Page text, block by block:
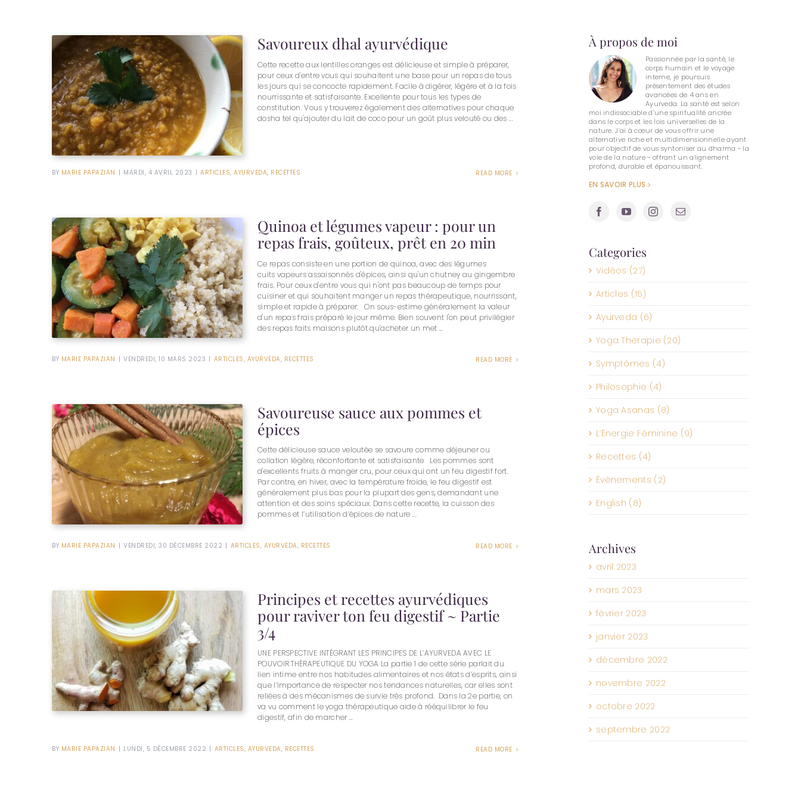
Savoureux dhal ayurvédique
Cette recette aux lentilles oranges est délicieuse et simple à préparer,
pour ceux d'entre vous qui souhaitent une base pour un repas de tous
les jours qui se concocte rapidement. Facile à digérer, légère et à la fois
nourrissante et satisfaisante. Excellente pour tous les types de
constitution. Vous y trouverez également des alternatives pour chaque
dosha tel qu'ajouter du lait de coco pour un goût plus velouté ou des ...
BY MARIE PAPAZIAN | MARDI, 4 AVRIL 2023 | ARTICLES, AYURVEDA, RECETTES READ MORE
Quinoa et légumes vapeur : pour un
repas frais, goûteux, prêt en 20 min
Ce repas consiste en une portion de quinoa, avec des légumes
cuits vapeurs assaisonnés d'épices, ainsi qu'un chutney au gingembre
frais. Pour ceux d'entre vous qui n'ont pas beaucoup de temps pour
cuisiner et qui souhaitent manger un repas thérapeutique, nourrissant,
simple et rapide à préparer. On sous-estime généralement la valeur
d'un repas frais préparé le jour même. Bien souvent l'on peut privilégier
des repas faits maisons plutôt qu'acheter un met ...
BY MARIE PAPAZIAN | VENDREDI, 10 MARS 2023 | ARTICLES, AYURVEDA, RECETTES READ MORE
Savoureuse sauce aux pommes et
épices
Cette délicieuse sauce veloutée se savoure comme déjeuner ou
collation légère, réconfortante et satisfaisante Les pommes sont
d'excellents fruits à manger cru, pour ceux qui ont un feu digestif fort.
Par contre, en hiver, avec la température froide, le feu digestif est
généralement plus bas pour la plupart des gens, demandant une
attention et des soins spéciaux. Dans cette recette, la cuisson des
pommes et l’utilisation d’épices de nature ...
BY MARIE PAPAZIAN | VENDREDI, 30 DÉCEMBRE 2022 | ARTICLES, AYURVEDA, RECETTES READ MORE
Principes et recettes ayurvédiques
pour raviver ton feu digestif ~ Partie
3/4
UNE PERSPECTIVE INTÉGRANT LES PRINCIPES DE L’AYURVEDA AVEC LE
POUVOIR THÉRAPEUTIQUE DU YOGA La partie 1 de cette série parlait du
lien intime entre nos habitudes alimentaires et nos états d’esprits, ainsi
que l’importance de respecter nos tendances naturelles, car elles sont
reliées à des mécanismes de survie très profond. Dans la 2e partie, on
va vu comment le yoga thérapeutique aide à rééquilibrer le feu
digestif, afin de marcher ...
BY MARIE PAPAZIAN | LUNDI, 5 DÉCEMBRE 2022 | ARTICLES, AYURVEDA, RECETTES READ MORE
À propos de moi
Passionnée par la santé, le
corps humain et le voyage
interne, je poursuis
présentement des études
avancées de 4 ans en
Ayurveda. La santé est selon
moi indissociable d’une spiritualité ancrée
dans le corps et les lois universelles de la
nature. J’ai à cœur de vous offrir une
alternative riche et multidimensionnelle ayant
pour objectif de vous syntoniser au dharma ~ la
voie de la nature ~ offrant un alignement
profond, durable et épanouissant.
EN SAVOIR PLUS
Categories
Vidéos (27)
Articles (15)
Ayurveda (6)
Yoga Thérapie (20)
Symptômes (4)
Philosophie (4)
Yoga Asanas (8)
L’Énergie Féminine (9)
Recettes (4)
Événements (2)
English (8)
Archives
avril 2023
mars 2023
février 2023
janvier 2023
décembre 2022
novembre 2022
octobre 2022
septembre 2022